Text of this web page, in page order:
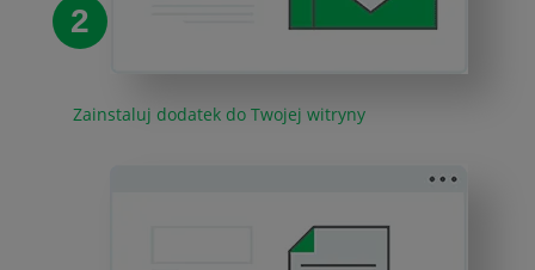
2
Zainstaluj dodatek do Twojej witryny